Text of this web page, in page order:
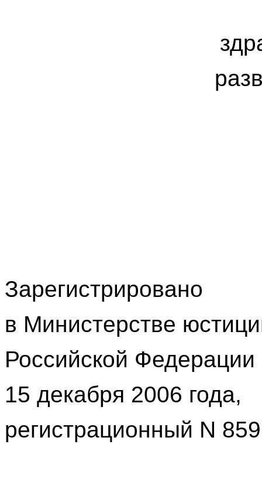
Зарегистрировано
в Министерстве
Российской Федерации
15 декабря 2006 года,
регистрационный N